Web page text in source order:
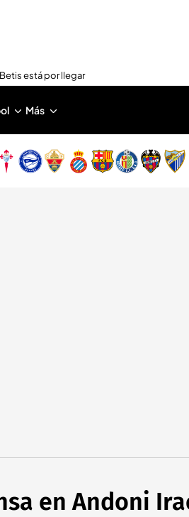
está por llegar
Más
en Andoni